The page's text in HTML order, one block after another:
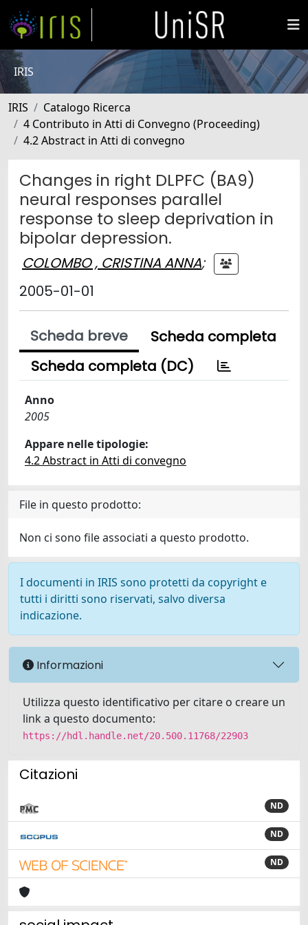
IRIS
IRIS
Catalogo Ricerca
4 Contributo in Atti di Convegno (Proceeding)
4.2 Abstract in Atti di convegno
Changes in right DLPFC (BA9)
neural responses parallel
response to sleep deprivation in
bipolar depression.
COLOMBO , CRISTINA ANNA;
2005-01-01
Scheda breve
Scheda completa
Scheda completa (DC)
Anno
2005
Appare nelle tipologie:
4.2 Abstract in Atti di convegno
File in questo prodotto:
Non ci sono file associati a questo prodotto.
I documenti in IRIS sono protetti da copyright e
tutti i diritti sono riservati, salvo diversa
indicazione.
Informazioni
Utilizza questo identificativo per citare o creare un
link a questo documento:
https://hdl.handle.net/20.500.11768/22903
Citazioni
ND
ND
ND